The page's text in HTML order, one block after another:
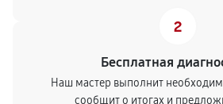
2
Бесплатная
Наш мастер выполнит
сообщит о итогах и